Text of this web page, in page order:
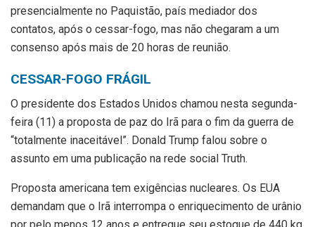
presencialmente no Paquistão, país mediador dos
contatos, após o cessar-fogo, mas não chegaram a um
consenso após mais de 20 horas de reunião.
CESSAR-FOGO FRÁGIL
O presidente dos Estados Unidos chamou nesta segunda-
feira (11) a proposta de paz do Irã para o fim da guerra de
“totalmente inaceitável”. Donald Trump falou sobre o
assunto em uma publicação na rede social Truth.
Proposta americana tem exigências nucleares. Os EUA
demandam que o Irã interrompa o enriquecimento de urânio